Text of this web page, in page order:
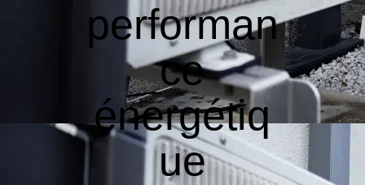
performan
ce
énergétiq
ue